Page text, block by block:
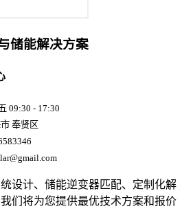
储能解决方案
09:30 - 17:30
奉贤区
设计、储能逆变器匹配、定制化解
们将为您提供最优技术方案和报价